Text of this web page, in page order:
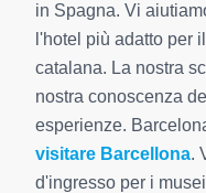
in Spagna. Vi
l'hotel più adatto per
catalana. La nostra
nostra conoscenza
esperienze.
visitare Barcellona.
d'ingresso per i